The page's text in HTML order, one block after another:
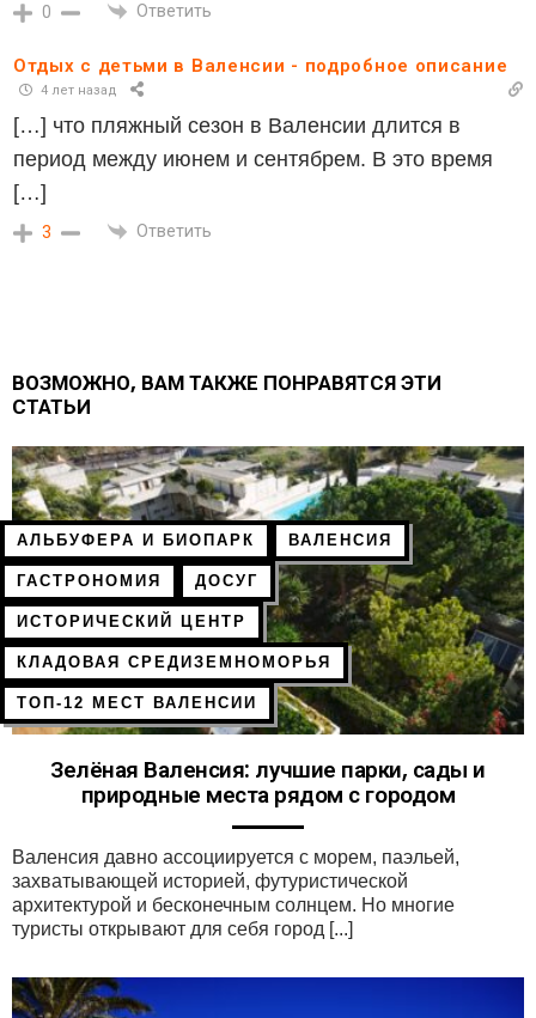
0 Ответить
Отдых с детьми в Валенсии - подробное описание
4 лет назад
[…] что пляжный сезон в Валенсии длится в
период между июнем и сентябрем. В это время
[…]
3 Ответить
ВОЗМОЖНО, ВАМ ТАКЖЕ ПОНРАВЯТСЯ ЭТИ
СТАТЬИ
АЛЬБУФЕРА И БИОПАРК ВАЛЕНСИЯ
ГАСТРОНОМИЯ ДОСУГ
ИСТОРИЧЕСКИЙ ЦЕНТР
КЛАДОВАЯ СРЕДИЗЕМНОМОРЬЯ
ТОП-12 МЕСТ ВАЛЕНСИИ
Зелёная Валенсия: лучшие парки, сады и
природные места рядом с городом
Валенсия давно ассоциируется с морем, паэльей,
захватывающей историей, футуристической
архитектурой и бесконечным солнцем. Но многие
туристы открывают для себя город [...]